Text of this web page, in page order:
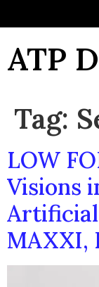
ATP
Tag:
LOW
Visions
MAXXI,